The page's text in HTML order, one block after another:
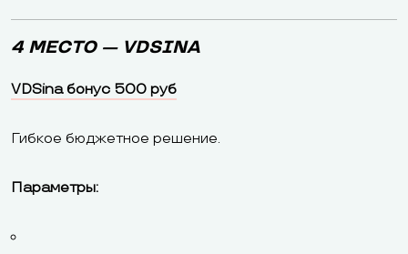
4 МЕСТО — VDSINA
VDSina бонус 500 руб
Гибкое бюджетное решение.
Параметры: